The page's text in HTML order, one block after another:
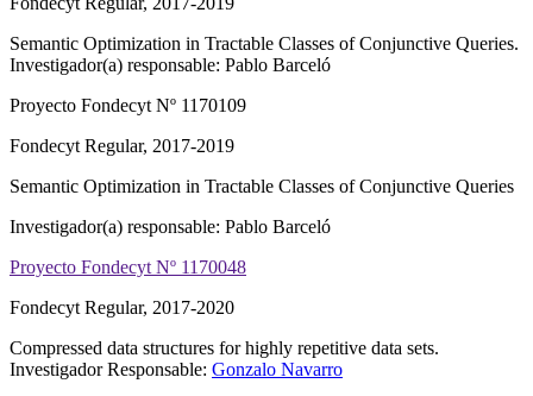
Semantic Optimization in Tractable Classes of Conjunctive Queries.
Investigador(a) responsable: Pablo Barceló
Proyecto Fondecyt Nº 1170109
Fondecyt Regular, 2017-2019
Semantic Optimization in Tractable Classes of Conjunctive Queries
Investigador(a) responsable: Pablo Barceló
Proyecto Fondecyt Nº 1170048
Fondecyt Regular, 2017-2020
Compressed data structures for highly repetitive data sets.
Investigador Responsable: Gonzalo Navarro